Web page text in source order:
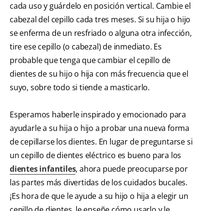
cada uso y guárdelo en posición vertical. Cambie el
cabezal del cepillo cada tres meses. Si su hija o hijo
se enferma de un resfriado o alguna otra infección,
tire ese cepillo (o cabezal) de inmediato. Es
probable que tenga que cambiar el cepillo de
dientes de su hijo o hija con más frecuencia que el
suyo, sobre todo si tiende a masticarlo.
Esperamos haberle inspirado y emocionado para
ayudarle a su hija o hijo a probar una nueva forma
de cepillarse los dientes. En lugar de preguntarse si
un cepillo de dientes eléctrico es bueno para los
dientes infantiles, ahora puede preocuparse por
las partes más divertidas de los cuidados bucales.
¡Es hora de que le ayude a su hijo o hija a elegir un